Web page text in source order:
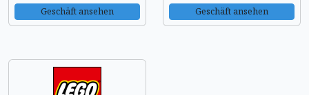
Geschäft ansehen Geschäft ansehen